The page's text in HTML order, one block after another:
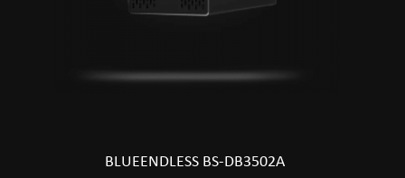
BLUEENDLESS BS-DB3502A